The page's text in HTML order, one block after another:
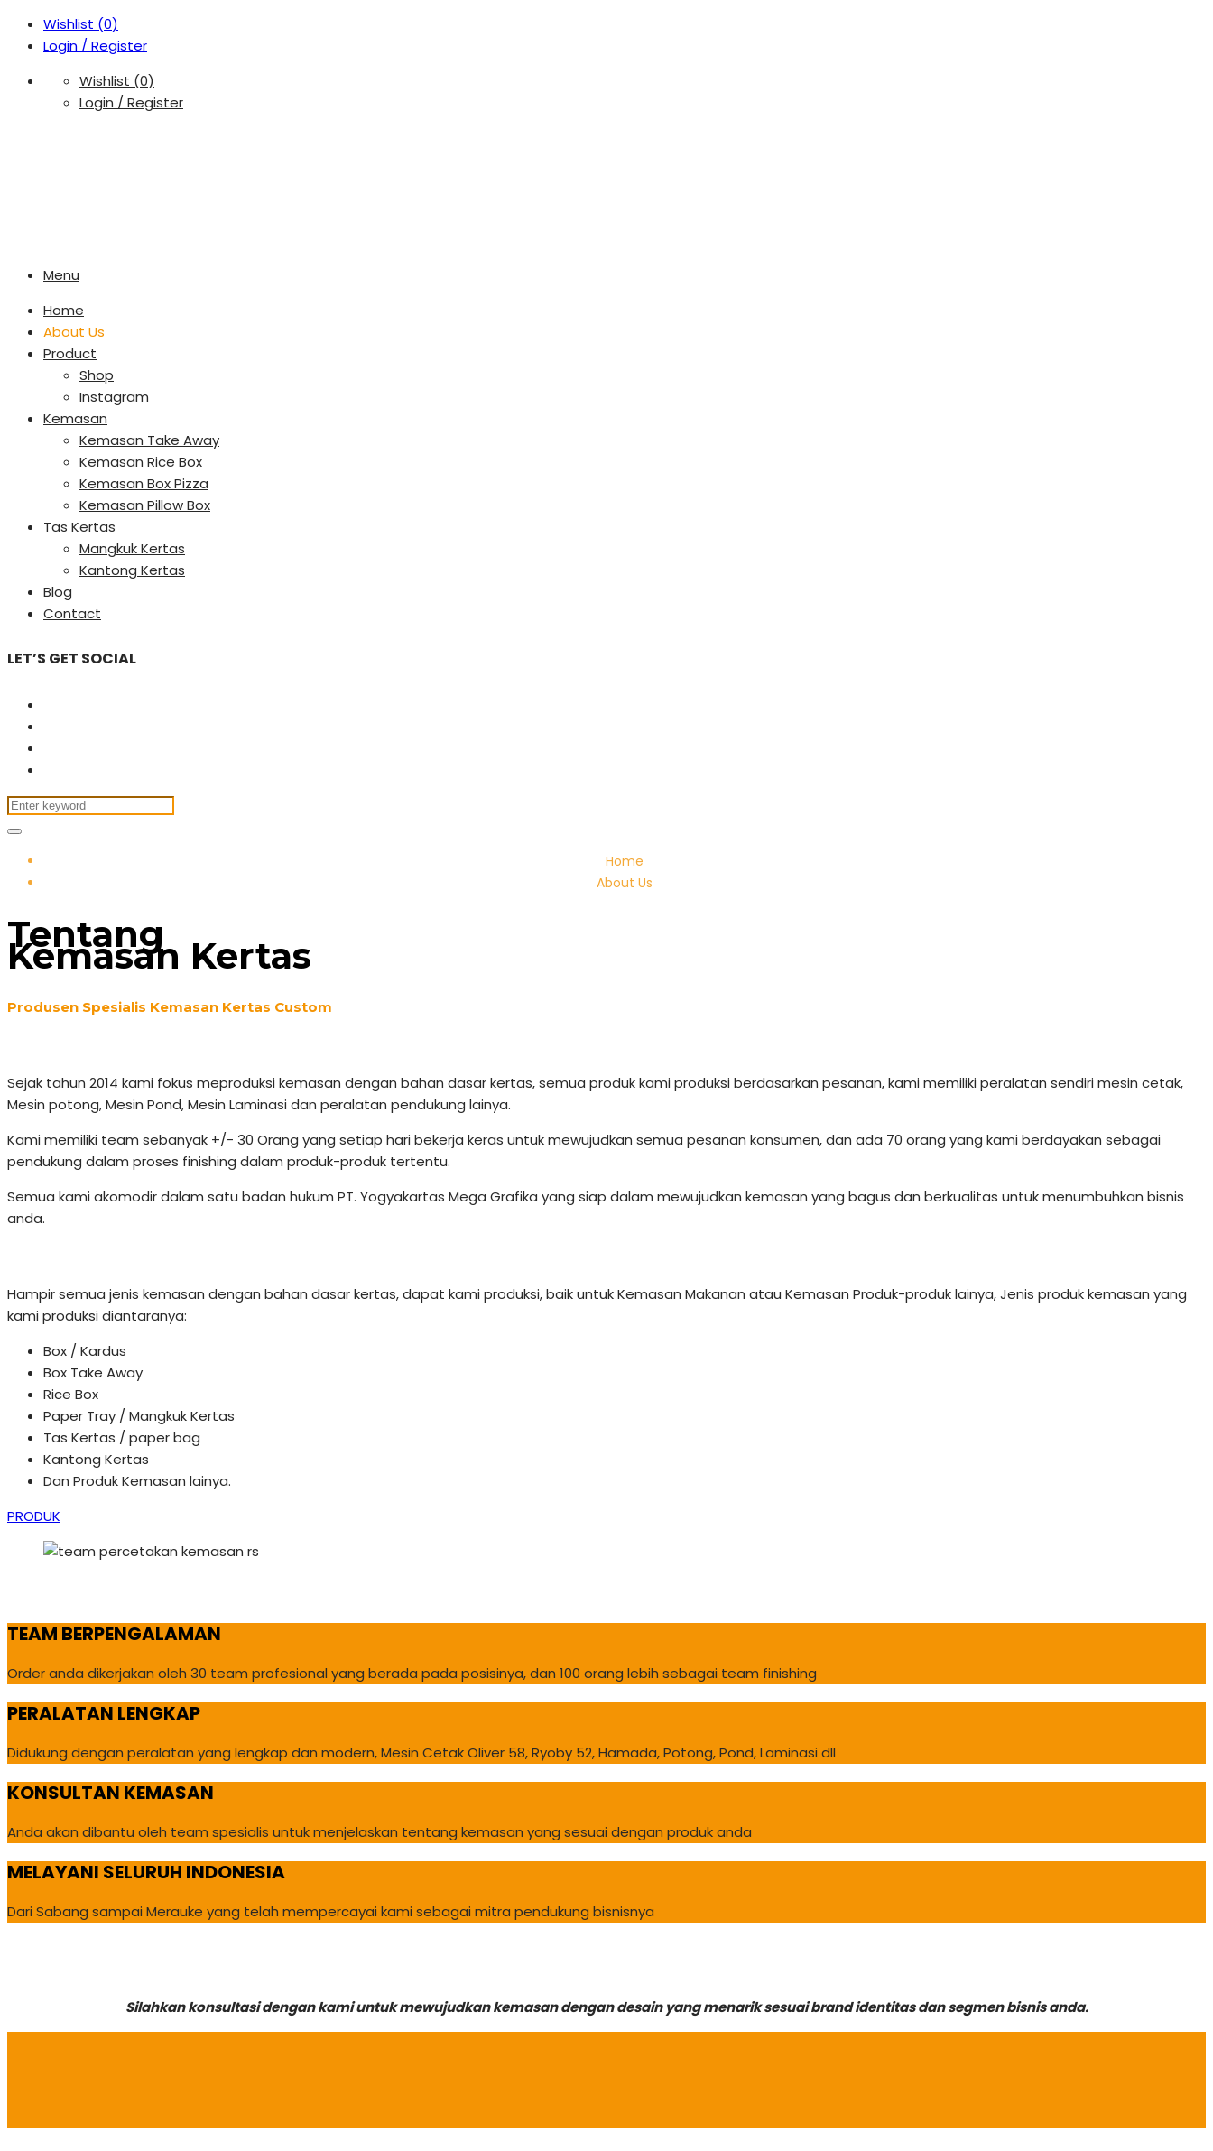
Wishlist (0)
Login / Register
Wishlist (0)
Login / Register
Menu
Home
About Us
Product
Shop
Instagram
Kemasan
Kemasan Take Away
Kemasan Rice Box
Kemasan Box Pizza
Kemasan Pillow Box
Tas Kertas
Mangkuk Kertas
Kantong Kertas
Blog
Contact
LET’S GET SOCIAL
Home
About Us
Tentang
Kemasan Kertas
Produsen Spesialis Kemasan Kertas Custom
Sejak tahun 2014 kami fokus meproduksi kemasan dengan bahan dasar kertas, semua produk kami produksi berdasarkan pesanan, kami memiliki peralatan sendiri mesin cetak,
Mesin potong, Mesin Pond, Mesin Laminasi dan peralatan pendukung lainya.
Kami memiliki team sebanyak +/- 30 Orang yang setiap hari bekerja keras untuk mewujudkan semua pesanan konsumen, dan ada 70 orang yang kami berdayakan sebagai
pendukung dalam proses finishing dalam produk-produk tertentu.
Semua kami akomodir dalam satu badan hukum PT. Yogyakartas Mega Grafika yang siap dalam mewujudkan kemasan yang bagus dan berkualitas untuk menumbuhkan bisnis
anda.
Hampir semua jenis kemasan dengan bahan dasar kertas, dapat kami produksi, baik untuk Kemasan Makanan atau Kemasan Produk-produk lainya, Jenis produk kemasan yang
kami produksi diantaranya:
Box / Kardus
Box Take Away
Rice Box
Paper Tray / Mangkuk Kertas
Tas Kertas / paper bag
Kantong Kertas
Dan Produk Kemasan lainya.
PRODUK
TEAM BERPENGALAMAN
Order anda dikerjakan oleh 30 team profesional yang berada pada posisinya, dan 100 orang lebih sebagai team finishing
PERALATAN LENGKAP
Didukung dengan peralatan yang lengkap dan modern, Mesin Cetak Oliver 58, Ryoby 52, Hamada, Potong, Pond, Laminasi dll
KONSULTAN KEMASAN
Anda akan dibantu oleh team spesialis untuk menjelaskan tentang kemasan yang sesuai dengan produk anda
MELAYANI SELURUH INDONESIA
Dari Sabang sampai Merauke yang telah mempercayai kami sebagai mitra pendukung bisnisnya
Silahkan konsultasi dengan kami untuk mewujudkan kemasan dengan desain yang menarik sesuai brand identitas dan segmen bisnis anda.